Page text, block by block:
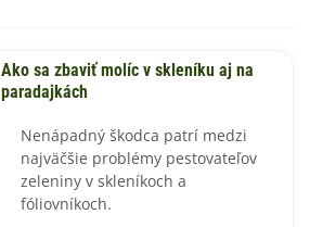
Ako sa zbaviť molíc v skleníku aj na
paradajkách
Nenápadný škodca patrí medzi
najväčšie problémy pestovateľov
zeleniny v skleníkoch a
fóliovníkoch.